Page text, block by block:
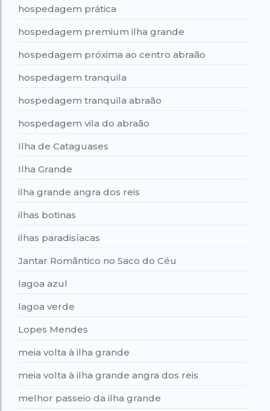
hospedagem prática
hospedagem premium ilha grande
hospedagem próxima ao centro abraão
hospedagem tranquila
hospedagem tranquila abraão
hospedagem vila do abraão
Ilha de Cataguases
Ilha Grande
ilha grande angra dos reis
ilhas botinas
ilhas paradisíacas
Jantar Romântico no Saco do Céu
lagoa azul
lagoa verde
Lopes Mendes
meia volta à ilha grande
meia volta à ilha grande angra dos reis
melhor passeio da ilha grande